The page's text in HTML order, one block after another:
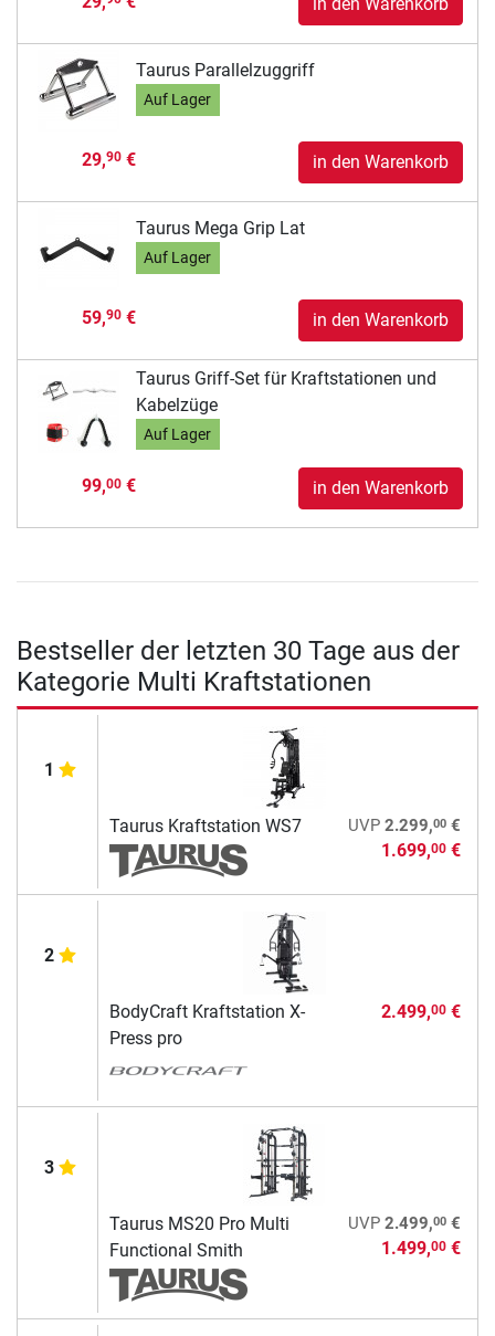
Taurus Parallelzuggriff
Auf Lager
29,90€ in den Warenkorb
Taurus Mega Grip Lat
Auf Lager
59,90€ in den Warenkorb
Taurus Griff-Set für Kraftstationen und
Kabelzüge
Auf Lager
99,00€ in den Warenkorb
Bestseller der letzten 30 Tage aus der
Kategorie Multi Kraftstationen
1
Taurus Kraftstation WS7 UVP 2.299,00€
1.699,00€
2
BodyCraft Kraftstation X-
Press pro
2.499,00€
3
Taurus MS20 Pro Multi
Functional Smith
UVP 2.499,00€
1.499,00€